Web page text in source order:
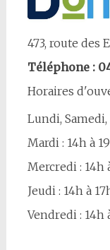
473, route des
Téléphone :
Horaires
Lundi,
Mardi : 14h à
Mercredi : 14h
Jeudi : 14h à
Vendredi : 14h